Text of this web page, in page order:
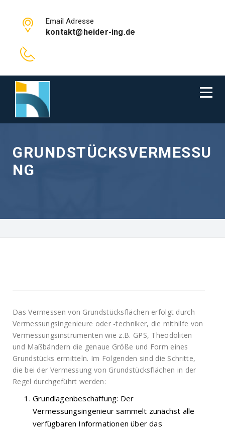
Email Adresse
kontakt@heider-ing.de
GRUNDSTÜCKSVERMESSU
NG
Das Vermessen von Grundstücksflächen erfolgt durch
Vermessungsingenieure oder -techniker, die mithilfe von
Vermessungsinstrumenten wie z.B. GPS, Theodoliten
und Maßbändern die genaue Größe und Form eines
Grundstücks ermitteln. Im Folgenden sind die Schritte,
die bei der Vermessung von Grundstücksflächen in der
Regel durchgeführt werden:
Grundlagenbeschaffung: Der
Vermessungsingenieur sammelt zunächst alle
verfügbaren Informationen über das